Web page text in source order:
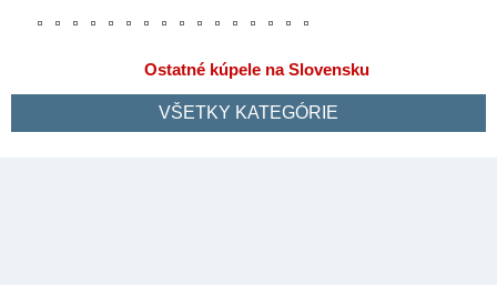
Ostatné kúpele na Slovensku
VŠETKY KATEGÓRIE